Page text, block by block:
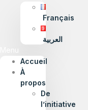
Français
العربية
Accueil
À
propos
De
l’initiative